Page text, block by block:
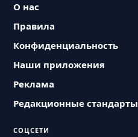
О нас
Правила
Конфиденциальность
Наши приложения
Реклама
Редакционные стандарты
СОЦСЕТИ